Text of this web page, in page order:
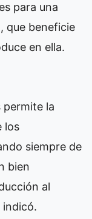
para una
que beneficie
en ella.
permite la
los
siempre de
bien
al
indicó.